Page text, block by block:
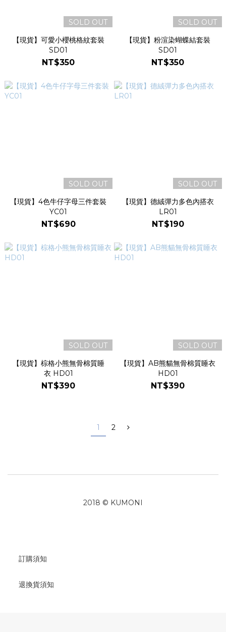
SOLD OUT
【現貨】可愛小櫻桃格紋套裝
SD01
NT$350
SOLD OUT
【現貨】粉渲染蝴蝶結套裝
SD01
NT$350
SOLD OUT
【現貨】4色牛仔字母三件套裝
YC01
NT$690
SOLD OUT
【現貨】德絨彈力多色內搭衣
LR01
NT$190
SOLD OUT
【現貨】棕格小熊無骨棉質睡
衣 HD01
NT$390
SOLD OUT
【現貨】AB熊貓無骨棉質睡衣
HD01
NT$390
1 2
2018 © KUMONI
訂購須知
退換貨須知